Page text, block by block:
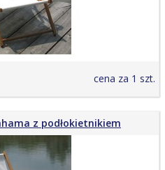
cena za 1 szt.
z podłokietnikiem